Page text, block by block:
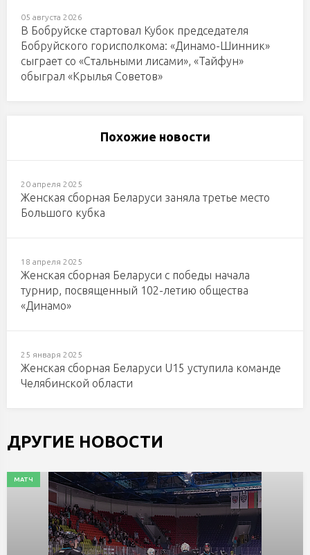
05 августа 2026
В Бобруйске стартовал Кубок председателя
Бобруйского горисполкома: «Динамо-Шинник»
сыграет со «Стальными лисами», «Тайфун»
обыграл «Крылья Советов»
Похожие новости
20 апреля 2025
Женская сборная Беларуси заняла третье место
Большого кубка
18 апреля 2025
Женская сборная Беларуси с победы начала
турнир, посвященный 102-летию общества
«Динамо»
25 января 2025
Женская сборная Беларуси U15 уступила команде
Челябинской области
ДРУГИЕ НОВОСТИ
МАТЧ